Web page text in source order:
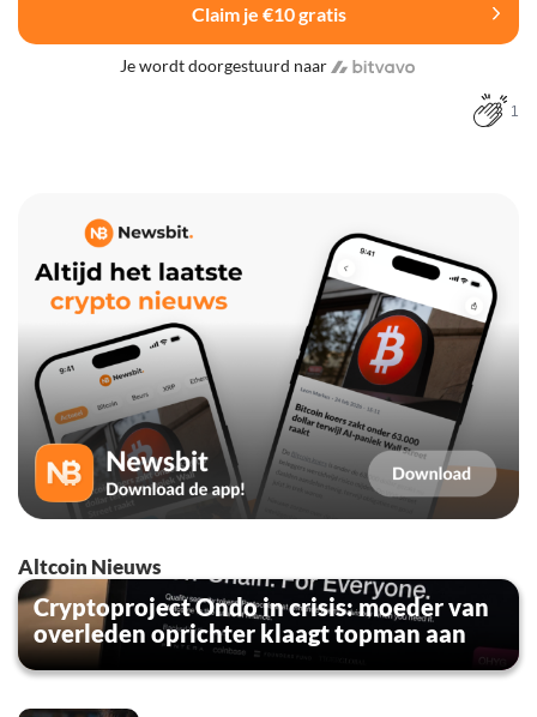
Claim je €10 gratis
Je wordt doorgestuurd naar
1
Altcoin Nieuws
Cryptoproject Ondo in crisis: moeder van
overleden oprichter klaagt topman aan